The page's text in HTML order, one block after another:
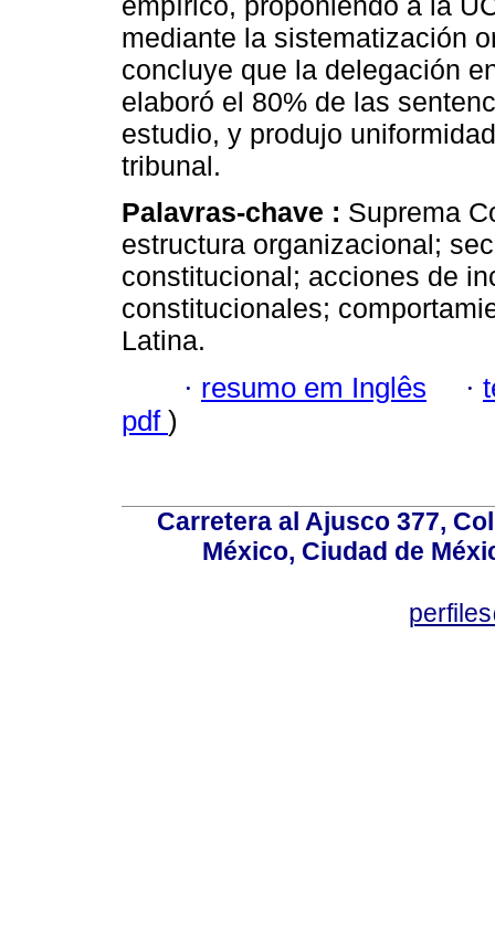
mediante la sistematización
concluye que la delegación
elaboró el 80% de las
estudio, y produjo
tribunal.
Palavras-chave : Suprema
estructura organizacional;
constitucional; acciones de
constitucionales;
Latina.
· resumo em Inglês ·
pdf )
Carretera al Ajusco 377,
México, Ciudad de